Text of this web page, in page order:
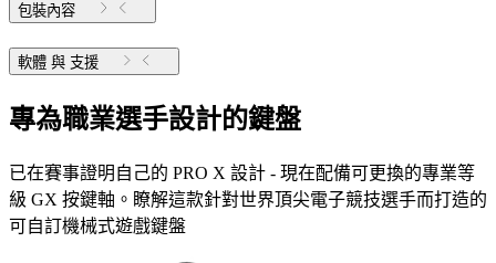
包裝內容
軟體 與 支援
專為職業選手設計的鍵盤
已在賽事證明自己的 PRO X 設計 - 現在配備可更換的專業等
級 GX 按鍵軸。瞭解這款針對世界頂尖電子競技選手而打造的
可自訂機械式遊戲鍵盤